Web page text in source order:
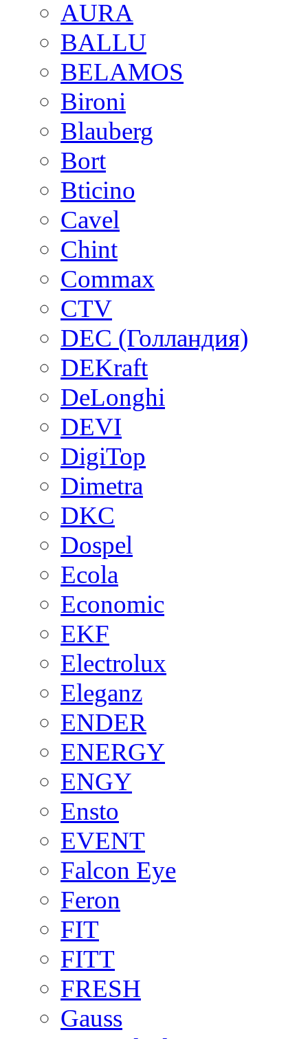
AURA
BALLU
BELAMOS
Bironi
Blauberg
Bort
Bticino
Cavel
Chint
Commax
CTV
DEC (Голландия)
DEKraft
DeLonghi
DEVI
DigiTop
Dimetra
DKC
Dospel
Ecola
Economic
EKF
Electrolux
Eleganz
ENDER
ENERGY
ENGY
Ensto
EVENT
Falcon Eye
Feron
FIT
FITT
FRESH
Gauss